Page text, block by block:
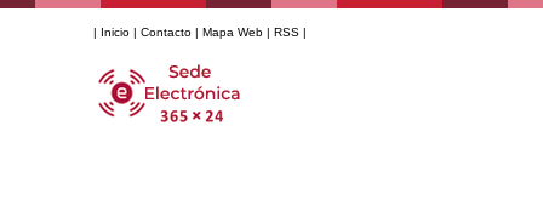
| Inicio |Contacto |Mapa Web |RSS |